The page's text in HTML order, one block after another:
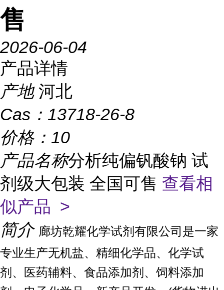
售
2026-06-04
产品详情
产地 河北
Cas： 13718-26-8
价格： 10
产品名称分析纯偏钒酸钠 试
剂级大包装 全国可售 查看相
似产品 >
简介 廊坊乾耀化学试剂有限公司是一家
专业生产无机盐、精细化学品、化学试
剂、医药辅料、食品添加剂、饲料添加